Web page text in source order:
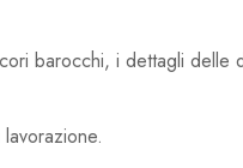
barocchi, i dettagli delle